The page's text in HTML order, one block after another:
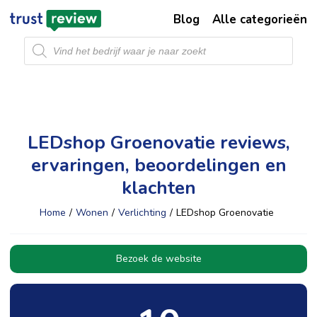
Producten
zoeken
Blog Alle categorieën
LEDshop Groenovatie reviews,
ervaringen, beoordelingen en
klachten
Home / Wonen / Verlichting / LEDshop Groenovatie
Bezoek de website